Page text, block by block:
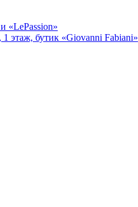
«LePassion»
этаж, бутик «Giovanni Fabiani»